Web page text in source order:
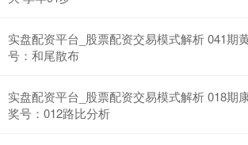
沪深300
实盘配资平台_股票配资交易模式解析 041期
号：和尾散布
实盘配资平台_股票配资交易模式解析 018期
奖号：012路比分析